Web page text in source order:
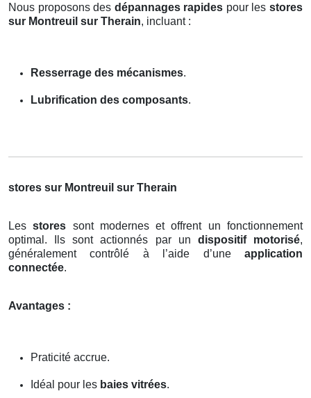
Nous proposons des dépannages rapides pour lesstores
sur Montreuil sur Therain, incluant :
Resserrage des mécanismes.
Lubrification des composants.
stores sur Montreuil sur Therain
Lesstores sont modernes et offrent un fonctionnement
optimal. Ils sont actionnés par un dispositif motorisé,
généralement contrôlé à l’aide d’une application
connectée.
Avantages :
Praticité accrue.
Idéal pour les baies vitrées.